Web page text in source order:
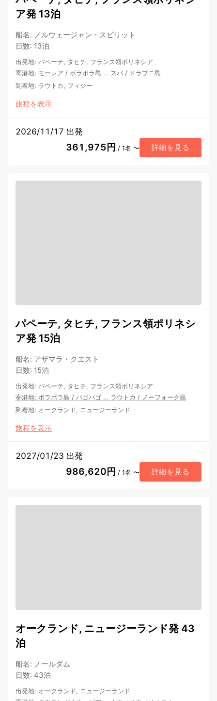
ア発 13泊
船名: ノルウェージャン・スピリット
日数: 13泊
出発地: パペーテ, タヒチ, フランス領ポリネシア
寄港地: モーレア / ボラボラ島 … スバ / ドラブニ島
到着地: ラウトカ, フィジー
旅程を表示
2026/11/17 出発
361,975円 / 1名 〜 詳細を見る
パペーテ, タヒチ, フランス領ポリネシ
ア発 15泊
船名: アザマラ・クエスト
日数: 15泊
出発地: パペーテ, タヒチ, フランス領ポリネシア
寄港地: ボラボラ島 / パゴパゴ … ラウトカ / ノーフォーク島
到着地: オークランド, ニュージーランド
旅程を表示
2027/01/23 出発
986,620円 / 1名 〜 詳細を見る
オークランド, ニュージーランド発 43
泊
船名: ノールダム
日数: 43泊
出発地: オークランド, ニュージーランド